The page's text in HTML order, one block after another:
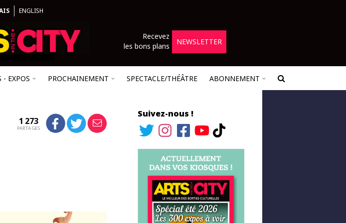
ENGLISH
Recevez
les bons plans
NEWSLETTER
- EXPOS PROCHAINEMENT SPECTACLE/THÉÂTRE ABONNEMENT
1 273
PARTAGES
Suivez-nous !